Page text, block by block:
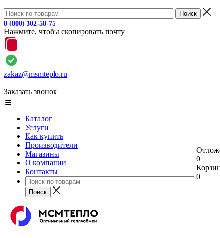
8 (800) 302-58-75
Нажмите, чтобы скопировать почту
zakaz@msmteplo.ru
Заказать звонок
Каталог
Услуги
Как купить
Производители
Магазины
О компании
Контакты
0
0